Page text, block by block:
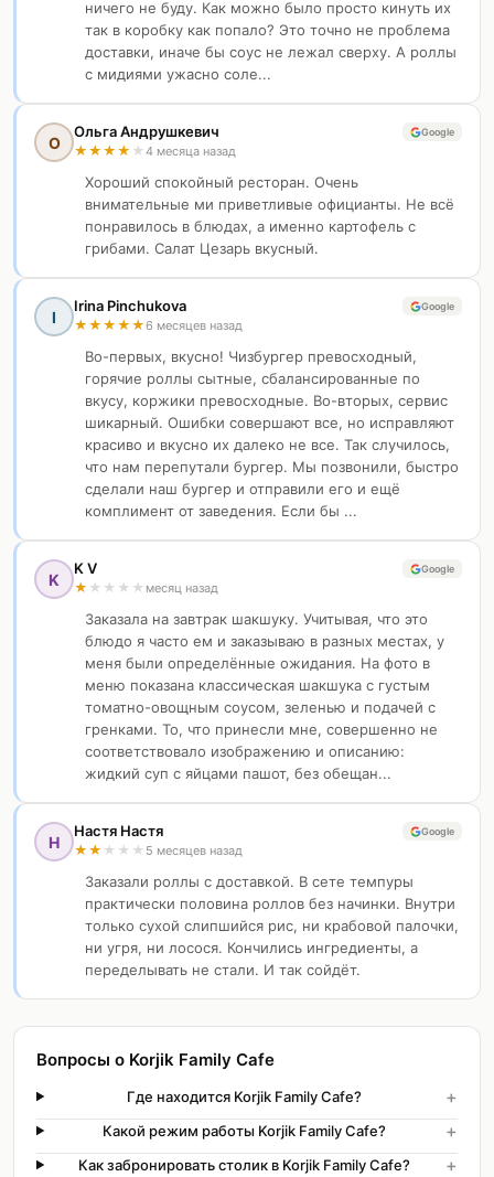
ничего не буду. Как можно было просто кинуть их
так в коробку как попало? Это точно не проблема
доставки, иначе бы соус не лежал сверху. А роллы
с мидиями ужасно соле...
О
Ольга Андрушкевич
★ ★ ★ ★ ★ 4 месяца назад
Google
Хороший спокойный ресторан. Очень
внимательные ми приветливые официанты. Не всё
понравилось в блюдах, а именно картофель с
грибами. Салат Цезарь вкусный.
I
Irina Pinchukova
★ ★ ★ ★ ★6 месяцев назад
Google
Во-первых, вкусно! Чизбургер превосходный,
горячие роллы сытные, сбалансированные по
вкусу, коржики превосходные. Во-вторых, сервис
шикарный. Ошибки совершают все, но исправляют
красиво и вкусно их далеко не все. Так случилось,
что нам перепутали бургер. Мы позвонили, быстро
сделали наш бургер и отправили его и ещё
комплимент от заведения. Если бы ...
K
K V
★ ★ ★ ★ ★ месяц назад
Google
Заказала на завтрак шакшуку. Учитывая, что это
блюдо я часто ем и заказываю в разных местах, у
меня были определённые ожидания. На фото в
меню показана классическая шакшука с густым
томатно-овощным соусом, зеленью и подачей с
гренками. То, что принесли мне, совершенно не
соответствовало изображению и описанию:
жидкий суп с яйцами пашот, без обещан...
Н
Настя Настя
★ ★ ★ ★ ★ 5 месяцев назад
Google
Заказали роллы с доставкой. В сете темпуры
практически половина роллов без начинки. Внутри
только сухой слипшийся рис, ни крабовой палочки,
ни угря, ни лосося. Кончились ингредиенты, а
переделывать не стали. И так сойдёт.
Вопросы о Korjik Family Cafe
Где находится Korjik Family Cafe? +
Какой режим работы Korjik Family Cafe? +
Как забронировать столик в Korjik Family Cafe? +